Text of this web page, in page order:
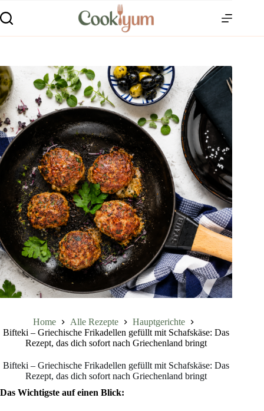
Home Alle Rezepte
Hauptgerichte
Bifteki – Griechische Frikadellen gefüllt mit Schafskäse: Das
Rezept, das dich sofort nach Griechenland bringt
Bifteki – Griechische Frikadellen gefüllt mit Schafskäse: Das
Rezept, das dich sofort nach Griechenland bringt
Das Wichtigste auf einen Blick: